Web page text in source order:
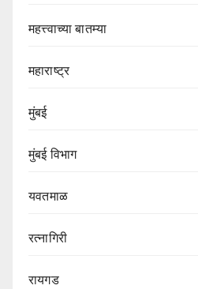
महत्त्वाच्या बातम्या
महाराष्ट्र
मुंबई
मुंबई विभाग‌
यवतमाळ
रत्नागिरी
रायगड